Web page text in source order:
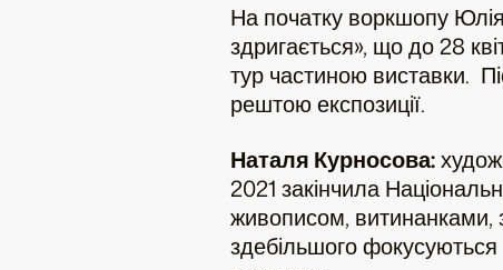
На початку воркшопу
здригається», що до 28
тур частиною виставки.
рештою експозиції.
Наталя Курносова:
2021 закінчила
живописом, витинанками,
здебільшого фокусуються